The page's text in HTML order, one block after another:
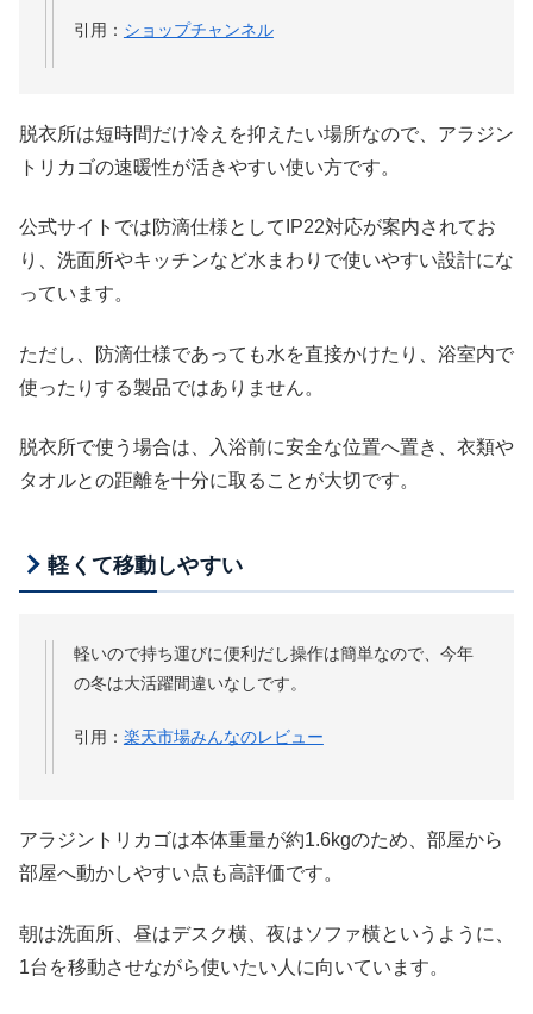
引用： ショップチャンネル
脱衣所は短時間だけ冷えを抑えたい場所なので、アラジン
トリカゴの速暖性が活きやすい使い方です。
公式サイトでは防滴仕様としてIP22対応が案内されてお
り、洗面所やキッチンなど水まわりで使いやすい設計にな
っています。
ただし、防滴仕様であっても水を直接かけたり、浴室内で
使ったりする製品ではありません。
脱衣所で使う場合は、入浴前に安全な位置へ置き、衣類や
タオルとの距離を十分に取ることが大切です。
軽くて移動しやすい
軽いので持ち運びに便利だし操作は簡単なので、今年
の冬は大活躍間違いなしです。
引用： 楽天市場みんなのレビュー
アラジントリカゴは本体重量が約1.6kgのため、部屋から
部屋へ動かしやすい点も高評価です。
朝は洗面所、昼はデスク横、夜はソファ横というように、
1台を移動させながら使いたい人に向いています。